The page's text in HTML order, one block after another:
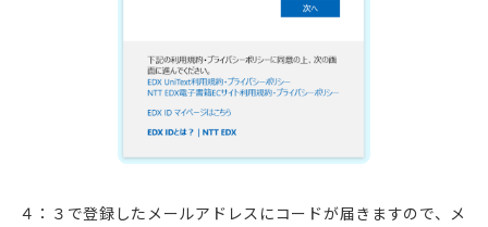
４：３で登録したメールアドレスにコードが届きますので、メ